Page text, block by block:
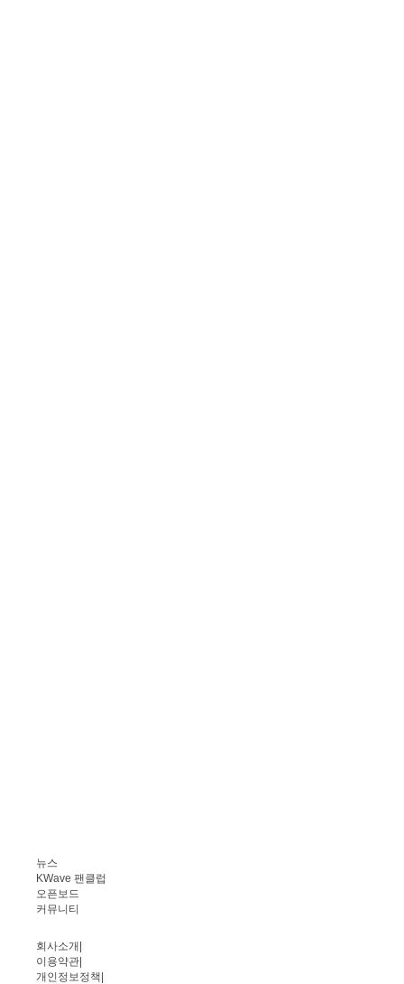
뉴스
KWave 팬클럽
오픈보드
커뮤니티
회사소개
이용약관
개인정보정책